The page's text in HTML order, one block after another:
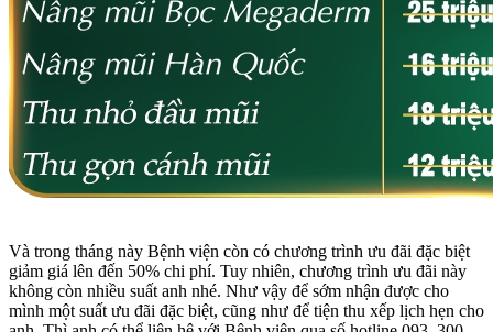
Và trong tháng này Bệnh viện còn có chương trình ưu đãi đặc biệt
giảm giá lên đến 50% chi phí. Tuy nhiên, chương trình ưu đãi này
không còn nhiều suất anh nhé. Như vậy để sớm nhận được cho
mình một suất ưu đãi đặc biệt, cũng như để tiện thu xếp lịch hẹn cho